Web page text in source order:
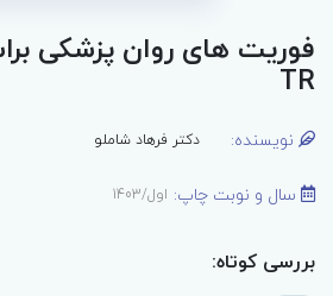
TR
نویسنده: دکتر فرهاد شاملو
سال و نوبت چاپ: اول/1403
بررسی کوتاه: